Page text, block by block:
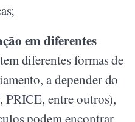
em diferentes
diferentes formas de
a depender do
entre outros),
podem encontrar